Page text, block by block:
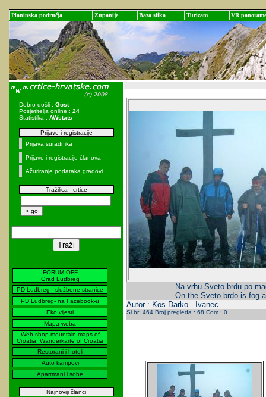
Planinska područja Županije Baza slika Turizam VR panorame
Dobro došli : Gost
Posjetitelja online : 24
Statistika : AWstats
Prijave i registracije
Prijava suradnika
Prijave i registracije članova
Ažuriranje podataka gradovi
Tražilica - crtice
FORUM OFF
Grad Ludbreg
PD Ludbreg - službene stranice
PD Ludbreg- na Facebook-u
Eko vijesti
Mapa weba
Web shop mountain maps of
Croatia, Wanderkarte of Croatia
Restorani i hoteli
Auto kampovi
Apartmani i sobe
Najnoviji članci
Na vrhu Sveto brdu po
On the Sveto brdo is fog
Autor : Kos Darko - Ivanec
Sl.br: 464 Broj pregleda : 68 Com : 0